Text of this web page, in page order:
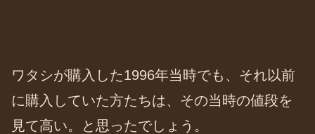
ワタシが購入した1996年当時でも、それ以前
に購入していた方たちは、その当時の値段を
見て高い。と思ったでしょう。